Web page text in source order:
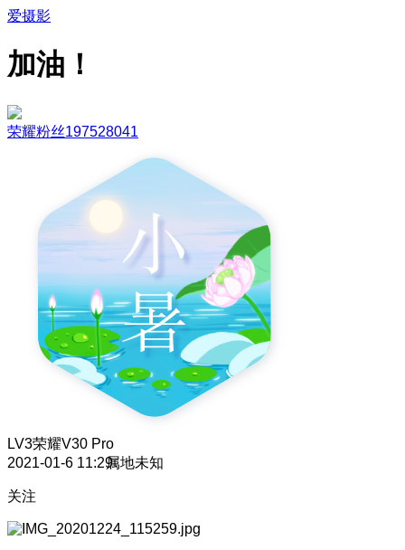
爱摄影
加油！
荣耀粉丝197528041
LV3荣耀V30 Pro
2021-01-6 11:29属地未知
关注